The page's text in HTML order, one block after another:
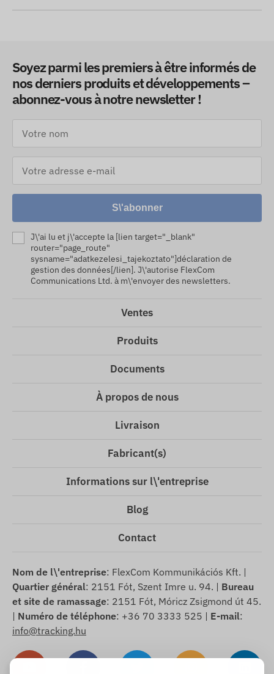
Soyez parmi les premiers à être informés de
nos derniers produits et développements –
abonnez-vous à notre newsletter !
S\'abonner
J\'ai lu et j\'accepte la [lien target="_blank"
router="page_route"
sysname="adatkezelesi_tajekoztato"]déclaration de
gestion des données[/lien]. J\'autorise FlexCom
Communications Ltd. à m\'envoyer des newsletters.
Ventes
Produits
Documents
À propos de nous
Livraison
Fabricant(s)
Informations sur l\'entreprise
Blog
Contact
Nom de l\'entreprise: FlexCom Kommunikációs Kft. |
Quartier général: 2151 Fót, Szent Imre u. 94. | Bureau
et site de ramassage: 2151 Fót, Móricz Zsigmond út 45.
| Numéro de téléphone: +36 70 3333 525 | E-mail:
info@tracking.hu